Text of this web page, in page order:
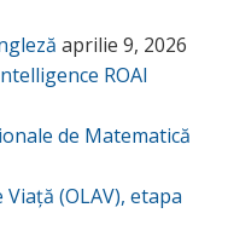
aprilie 9, 2026
ROAI
de Matematică
(OLAV), etapa